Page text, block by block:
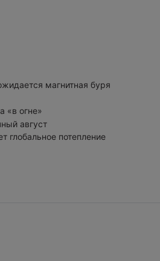
магнитная буря
«в огне»
август
глобальное потепление